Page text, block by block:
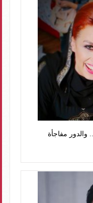
مفاجأة